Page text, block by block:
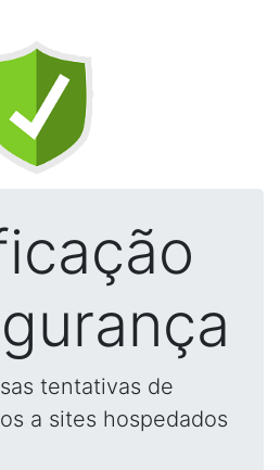
tentativas de
a sites hospedados